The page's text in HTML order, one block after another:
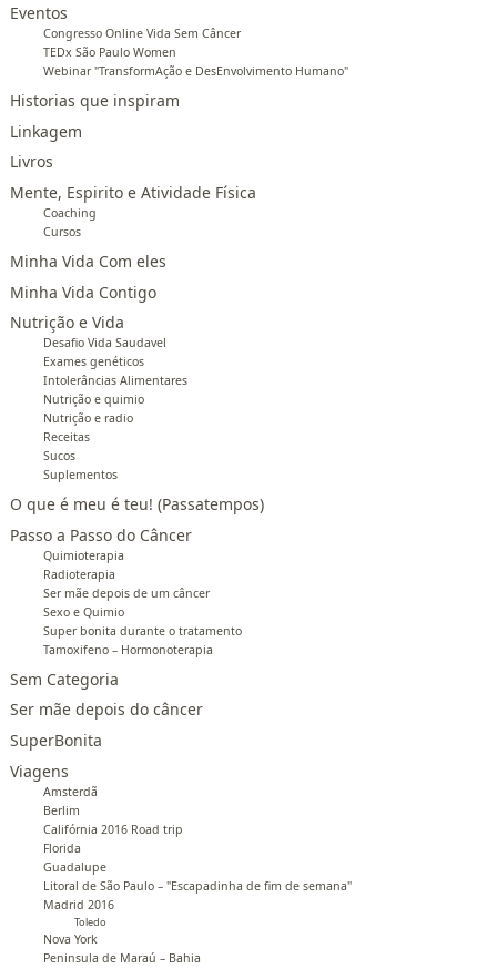
Eventos
Congresso Online Vida Sem Câncer
TEDx São Paulo Women
Webinar "TransformAção e DesEnvolvimento Humano"
Historias que inspiram
Linkagem
Livros
Mente, Espirito e Atividade Física
Coaching
Cursos
Minha Vida Com eles
Minha Vida Contigo
Nutrição e Vida
Desafio Vida Saudavel
Exames genéticos
Intolerâncias Alimentares
Nutrição e quimio
Nutrição e radio
Receitas
Sucos
Suplementos
O que é meu é teu! (Passatempos)
Passo a Passo do Câncer
Quimioterapia
Radioterapia
Ser mãe depois de um câncer
Sexo e Quimio
Super bonita durante o tratamento
Tamoxifeno – Hormonoterapia
Sem Categoria
Ser mãe depois do câncer
SuperBonita
Viagens
Amsterdã
Berlim
Califórnia 2016 Road trip
Florida
Guadalupe
Litoral de São Paulo – "Escapadinha de fim de semana"
Madrid 2016
Toledo
Nova York
Peninsula de Maraú – Bahia